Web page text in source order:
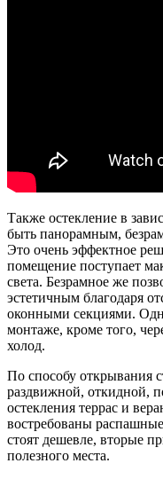
Также остекление в
быть панорамным,
Это очень эффектное
помещение поступает
света. Безрамное же
эстетичным благодаря
оконными секциями.
монтаже, кроме того,
холод.
По способу открывания
раздвижной, откидной,
остекления террас и
востребованы
стоят дешевле, вторые
полезного места.